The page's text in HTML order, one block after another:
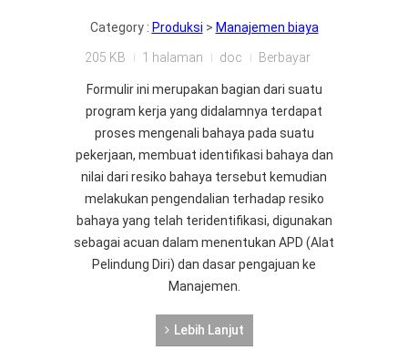
Category : Produksi > Manajemen biaya
205 KB 1 halaman doc Berbayar
Formulir ini merupakan bagian dari suatu
program kerja yang didalamnya terdapat
proses mengenali bahaya pada suatu
pekerjaan, membuat identifikasi bahaya dan
nilai dari resiko bahaya tersebut kemudian
melakukan pengendalian terhadap resiko
bahaya yang telah teridentifikasi, digunakan
sebagai acuan dalam menentukan APD (Alat
Pelindung Diri) dan dasar pengajuan ke
Manajemen.
Lebih Lanjut